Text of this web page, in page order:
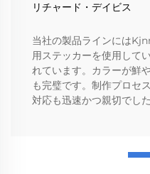
リチャード・デイビス
当社の製品ラインには
用ステッカーを使用して
れています。カラーが鮮
も完璧です。制作プロセ
対応も迅速かつ親切でした